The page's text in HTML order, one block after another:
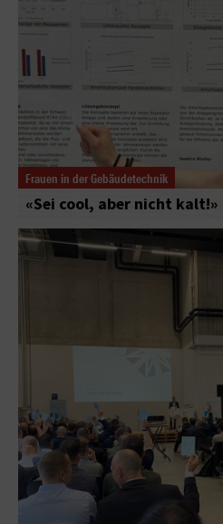
Frauen in der Gebäudetechnik
«Sei cool, aber nicht kalt!»